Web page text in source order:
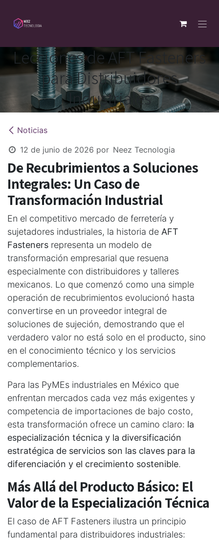
Lecciones de AFT Fasteners
para Distribuidores
Industriales
Noticias
12 de junio de 2026 por Neez Tecnologia
De Recubrimientos a Soluciones
Integrales: Un Caso de
Transformación Industrial
En el competitivo mercado de ferretería y
sujetadores industriales, la historia de AFT
Fasteners representa un modelo de
transformación empresarial que resuena
especialmente con distribuidores y talleres
mexicanos. Lo que comenzó como una simple
operación de recubrimientos evolucionó hasta
convertirse en un proveedor integral de
soluciones de sujeción, demostrando que el
verdadero valor no está solo en el producto, sino
en el conocimiento técnico y los servicios
complementarios.
Para las PyMEs industriales en México que
enfrentan mercados cada vez más exigentes y
competencia de importaciones de bajo costo,
esta transformación ofrece un camino claro: la
especialización técnica y la diversificación
estratégica de servicios son las claves para la
diferenciación y el crecimiento sostenible.
Más Allá del Producto Básico: El
Valor de la Especialización Técnica
El caso de AFT Fasteners ilustra un principio
fundamental para distribuidores industriales: